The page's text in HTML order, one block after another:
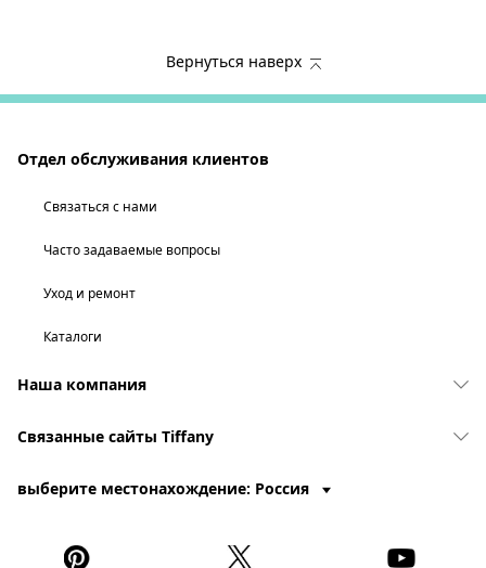
Вернуться наверх
Отдел обслуживания клиентов
Связаться с нами
Часто задаваемые вопросы
Уход и ремонт
Каталоги
Наша компания
Связанные сайты Tiffany
выберите местонахождение: Россия